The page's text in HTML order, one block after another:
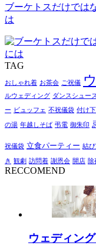
ブーケトスだけでは
は
TAG
おしゃれ着 お茶会 ご祝儀
ルウェディング ダンスシュー
ー ビュッフェ 不祝儀袋 付け
の湯 年越しそば 弔電 御朱印
祝儀袋 立食パーティー 結
き 観劇 訪問着 謝恩会 開店 除
RECCOMEND
ウェディン